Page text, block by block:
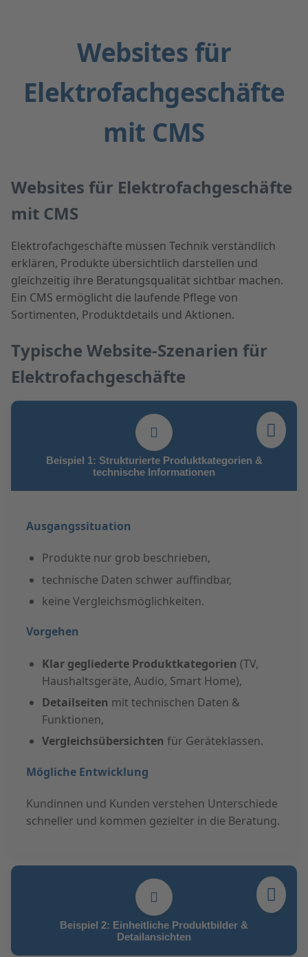
Websites für
Elektrofachgeschäfte
mit CMS
Websites für Elektrofachgeschäfte
mit CMS
Elektrofachgeschäfte müssen Technik verständlich
erklären, Produkte übersichtlich darstellen und
gleichzeitig ihre Beratungsqualität sichtbar machen.
Ein CMS ermöglicht die laufende Pflege von
Sortimenten, Produktdetails und Aktionen.
Typische Website-Szenarien für
Elektrofachgeschäfte
Beispiel 1: Strukturierte Produktkategorien &
technische Informationen
Ausgangssituation
Produkte nur grob beschrieben,
technische Daten schwer auffindbar,
keine Vergleichsmöglichkeiten.
Vorgehen
Klar gegliederte Produktkategorien (TV,
Haushaltsgeräte, Audio, Smart Home),
Detailseiten mit technischen Daten &
Funktionen,
Vergleichsübersichten für Geräteklassen.
Mögliche Entwicklung
Kundinnen und Kunden verstehen Unterschiede
schneller und kommen gezielter in die Beratung.
Beispiel 2: Einheitliche Produktbilder &
Detailansichten